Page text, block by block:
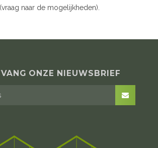
naar de mogelijkheden).
ONZE NIEUWSBRIEF